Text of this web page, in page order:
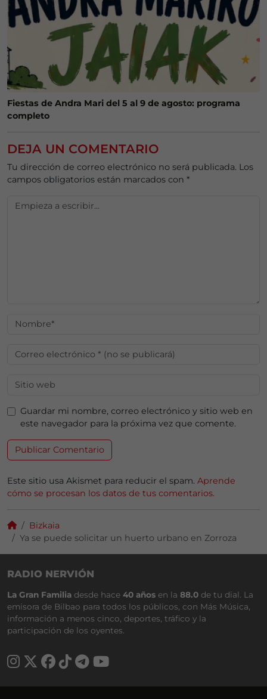
Fiestas de Andra Mari del 5 al 9 de agosto: programa
completo
DEJA UN COMENTARIO
Tu dirección de correo electrónico no será publicada. Los
campos obligatorios están marcados con *
Guardar mi nombre, correo electrónico y sitio web en
este navegador para la próxima vez que comente.
Este sitio usa Akismet para reducir el spam. Aprende
cómo se procesan los datos de tus comentarios.
Bizkaia
Ya se puede solicitar un huerto urbano en Zorroza
RADIO NERVIÓN
La Gran Familia desde hace 40 años en la 88.0 de tu dial. La
emisora de Bilbao para todos los públicos, con Más Música,
información a menos cinco, deportes, tráfico y la
participación de los oyentes.